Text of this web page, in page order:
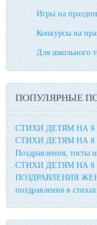
Игры на
Конкурсы на
Для школьного
ПОПУЛЯРНЫЕ
СТИХИ ДЕТЯМ НА 8
СТИХИ ДЕТЯМ НА 8
Поздравления, тосты
СТИХИ ДЕТЯМ НА 8
ПОЗДРАВЛЕНИЯ
поздравления в стихах